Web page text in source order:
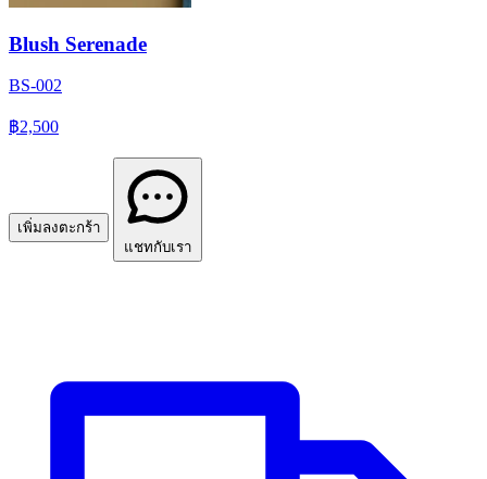
Blush Serenade
BS-002
฿2,500
เพิ่มลงตะกร้า
แชทกับเรา